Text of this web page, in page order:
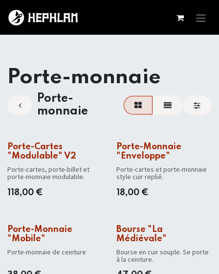
Porte-monnaie
Porte-
monnaie
Porte-Cartes
"Modulable" V2
Porte-cartes, porte-billet et
porte-monnaie modulable.
118,00 €
Porte-Monnaie
"Enveloppe"
Porte-cartes et porte-monnaie
style cuir replié.
18,00€
Porte-Monnaie
"Mobile"
Porte-monnaie de ceinture
Bourse "La
Médiévale"
Bourse en cuir souple. Se porte
à la ceinture.